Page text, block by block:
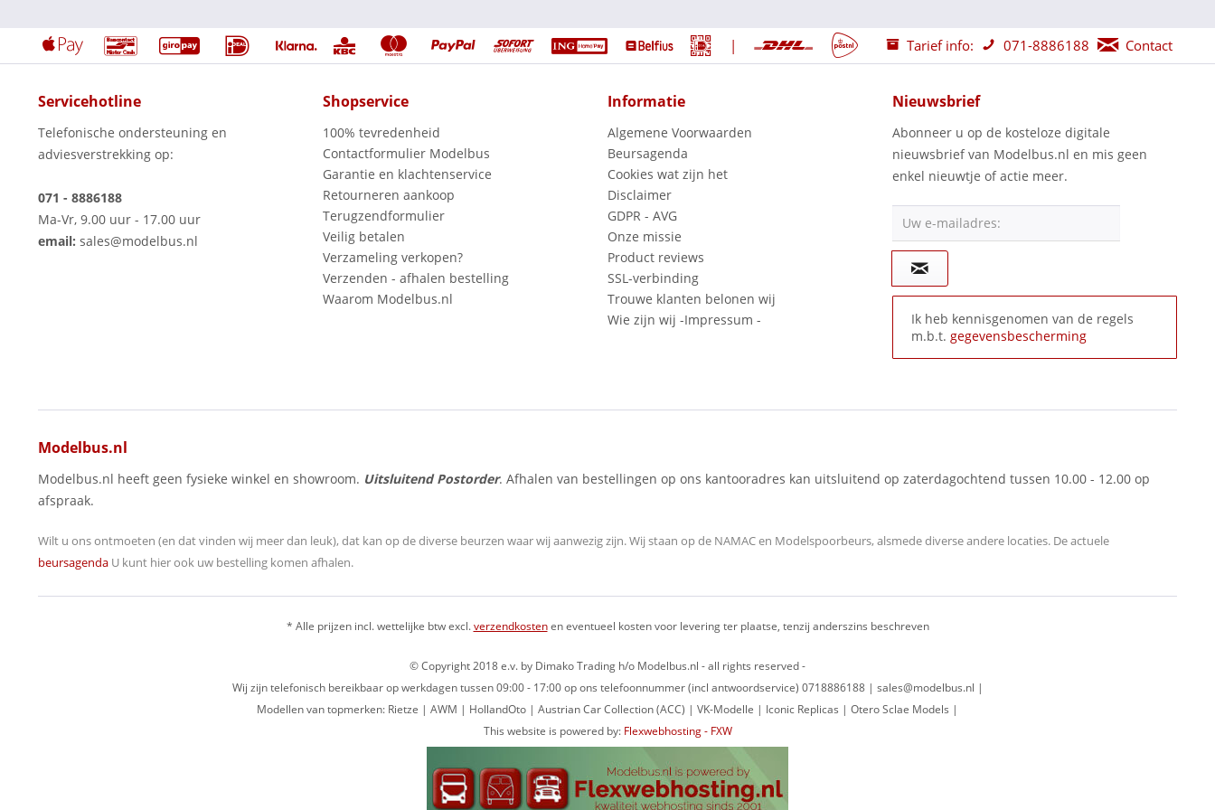
| Tarief info: 071-8886188 Contact
Servicehotline
Telefonische ondersteuning en
adviesverstrekking op:
071 - 8886188
Ma-Vr, 9.00 uur - 17.00 uur
email: sales@modelbus.nl
Shopservice
100% tevredenheid
Contactformulier Modelbus
Garantie en klachtenservice
Retourneren aankoop
Terugzendformulier
Veilig betalen
Verzameling verkopen?
Verzenden - afhalen bestelling
Waarom Modelbus.nl
Informatie
Algemene Voorwaarden
Beursagenda
Cookies wat zijn het
Disclaimer
GDPR - AVG
Onze missie
Product reviews
SSL-verbinding
Trouwe klanten belonen wij
Wie zijn wij -Impressum -
Nieuwsbrief
Abonneer u op de kosteloze digitale
nieuwsbrief van Modelbus.nl en mis geen
enkel nieuwtje of actie meer.
Uw e-mailadres:
Ik heb kennisgenomen van de regels
m.b.t. gegevensbescherming
Modelbus.nl
Modelbus.nl heeft geen fysieke winkel en showroom. Uitsluitend Postorder. Afhalen van bestellingen op ons kantooradres kan uitsluitend op zaterdagochtend tussen 10.00 - 12.00 op
afspraak.
Wilt u ons ontmoeten (en dat vinden wij meer dan leuk), dat kan op de diverse beurzen waar wij aanwezig zijn.Wij staan op de NAMAC en Modelspoorbeurs, alsmede diverse andere locaties. De actuele
beursagenda U kunt hier ook uw bestelling komen afhalen.
* Alle prijzen incl. wettelijke btw excl.verzendkostenen eventueel kosten voor levering ter plaatse, tenzij anderszins beschreven
© Copyright 2018 e.v. by Dimako Trading h/o Modelbus.nl - all rights reserved -
Wij zijn telefonisch bereikbaar op werkdagen tussen 09:00 - 17:00 op ons telefoonnummer (incl antwoordservice) 0718886188 | sales@modelbus.nl |
Modellen van topmerken: Rietze | AWM | HollandOto | Austrian Car Collection (ACC) | VK-Modelle | Iconic Replicas | Otero Sclae Models |
This website is powered by: Flexwebhosting - FXW